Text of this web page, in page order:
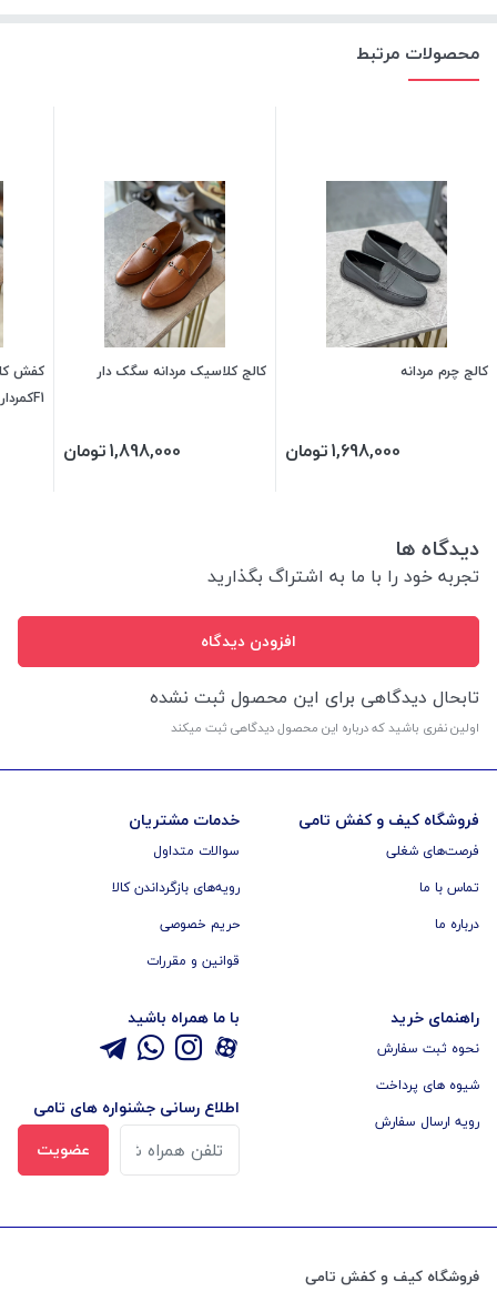
محصولات مرتبط
کالج چرم مردانه
1,698,000تومان
کالج کلاسیک مردانه سگک دار
1,898,000تومان
کفش
F1کمردار
دیدگاه ها
تجربه خود را با ما به اشتراگ بگذارید
افزودن دیدگاه
تابحال دیدگاهی برای این محصول ثبت نشده
اولین نفری باشید که درباره این محصول دیدگاهی ثبت میکند
فروشگاه کیف و کفش تامی
فرصت‌های شغلی
تماس با ما
درباره ما
خدمات مشتریان
سوالات متداول
رویه‌های بازگرداندن کالا
حریم خصوصی
قوانین و مقررات
راهنمای خرید
نحوه ثبت سفارش
شیوه های پرداخت
رویه ارسال سفارش
با ما همراه باشید
اطلاع رسانی جشنواره های تامی
عضویت
فروشگاه کیف و کفش تامی